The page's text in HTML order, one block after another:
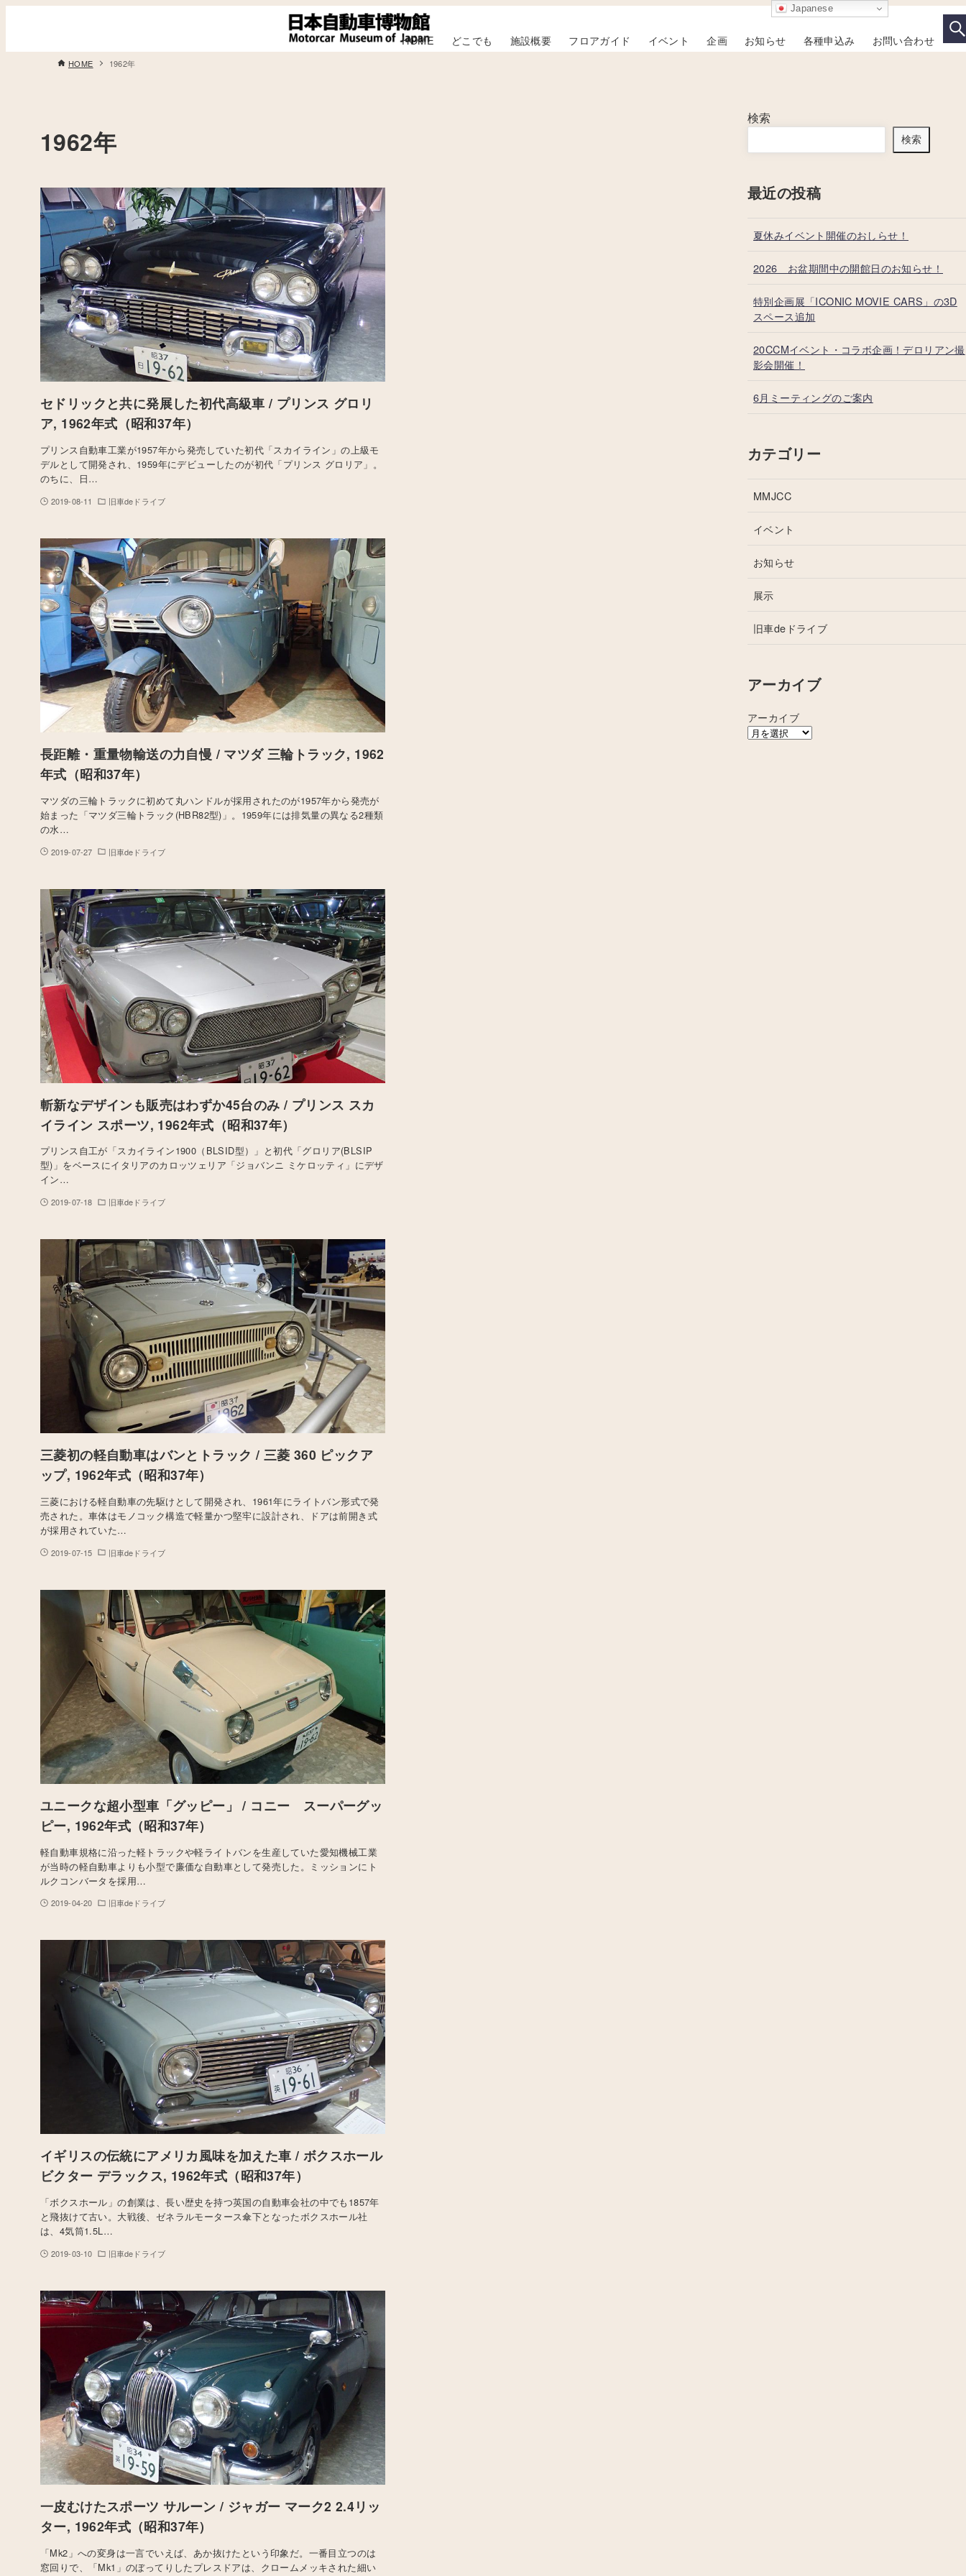
HOME どこでも 施設概要 フロアガイド イベント 企画 お知らせ 各種申込み お問い合わせ
HOME 1962年
1962年
セドリックと共に発展した初代高級車 / プリンス グロリ
ア, 1962年式（昭和37年）
プリンス自動車工業が1957年から発売していた初代「スカイライン」の上級モ
デルとして開発され、1959年にデビューしたのが初代「プリンス グロリア」。
のちに、日…
2019-08-11 旧車deドライブ
長距離・重量物輸送の力自慢 / マツダ 三輪トラック, 1962
年式（昭和37年）
マツダの三輪トラックに初めて丸ハンドルが採用されたのが1957年から発売が
始まった「マツダ三輪トラック(HBR82型)」。1959年には排気量の異なる2種類
の水…
2019-07-27 旧車deドライブ
斬新なデザインも販売はわずか45台のみ / プリンス スカ
イライン スポーツ, 1962年式（昭和37年）
プリンス自工が「スカイライン1900（BLSID型）」と初代「グロリア(BLSIP
型)」をベースにイタリアのカロッツェリア「ジョバンニ ミケロッティ」にデザ
イン…
2019-07-18 旧車deドライブ
三菱初の軽自動車はバンとトラック / 三菱 360 ピックア
ップ, 1962年式（昭和37年）
三菱における軽自動車の先駆けとして開発され、1961年にライトバン形式で発
売された。車体はモノコック構造で軽量かつ堅牢に設計され、ドアは前開き式
が採用されていた…
2019-07-15 旧車deドライブ
ユニークな超小型車「グッピー」 / コニー スーパーグッ
ピー, 1962年式（昭和37年）
軽自動車規格に沿った軽トラックや軽ライトバンを生産していた愛知機械工業
が当時の軽自動車よりも小型で廉価な自動車として発売した。ミッションにト
ルクコンバータを採用…
2019-04-20 旧車deドライブ
イギリスの伝統にアメリカ風味を加えた車 / ボクスホール
ビクター デラックス, 1962年式（昭和37年）
「ボクスホール」の創業は、長い歴史を持つ英国の自動車会社の中でも1857年
と飛抜けて古い。大戦後、ゼネラルモータース傘下となったボクスホール社
は、4気筒1.5L…
2019-03-10 旧車deドライブ
一皮むけたスポーツ サルーン / ジャガー マーク2 2.4リッ
ター, 1962年式（昭和37年）
「Mk2」への変身は一言でいえば、あか抜けたという印象だ。一番目立つのは
窓回りで、「Mk1」のぼってりしたプレスドアは、クロームメッキされた細い
検索
検索
最近の投稿
夏休みイベント開催のおしらせ！
2026 お盆期間中の開館日のお知らせ！
特別企画展「ICONIC MOVIE CARS」の3D
スペース追加
20CCMイベント・コラボ企画！デロリアン撮
影会開催！
6月ミーティングのご案内
カテゴリー
MMJCC
イベント
お知らせ
展示
旧車deドライブ
アーカイブ
アーカイブ
Japanese